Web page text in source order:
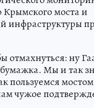
Крымского моста и
инфраструктуры
ну
Мы и так
пользуемся
чужое